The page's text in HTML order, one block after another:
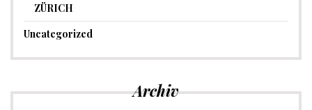
ZÜRICH
Uncategorized
Archiv